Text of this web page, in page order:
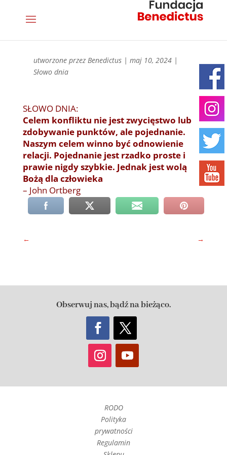
utworzone przez Benedictus| maj 10, 2024|
Słowo dnia
SŁOWO DNIA:
Celem konfliktu nie jest zwycięstwo lub
zdobywanie punktów, ale pojednanie.
Naszym celem winno być odnowienie
relacji. Pojednanie jest rzadko proste i
prawie nigdy szybkie. Jednak jest wolą
Bożą dla człowieka
– John Ortberg
← →
Obserwuj nas, bądź na bieżąco.
RODO
Polityka
prywatności
Regulamin